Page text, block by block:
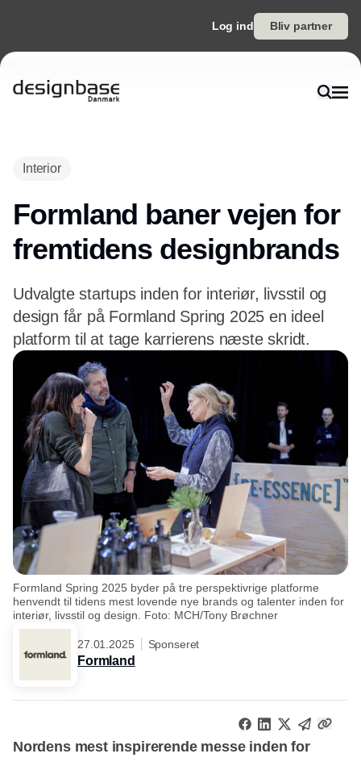
Log ind Bliv partner
Interior
Formland baner vejen for
fremtidens designbrands
Udvalgte startups inden for interiør, livsstil og
design får på Formland Spring 2025 en ideel
platform til at tage karrierens næste skridt.
Formland Spring 2025 byder på tre perspektivrige platforme
henvendt til tidens mest lovende nye brands og talenter inden for
interiør, livsstil og design. Foto: MCH/Tony Brøchner
27.01.2025 Sponseret
Formland
Nordens mest inspirerende messe inden for